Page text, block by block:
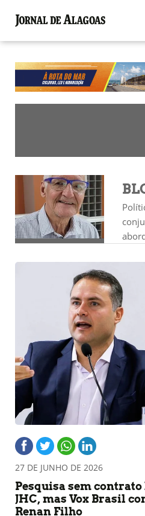
27 DE JUNHO DE 2026
Pesquisa sem
JHC, mas Vox Brasil
Renan Filho